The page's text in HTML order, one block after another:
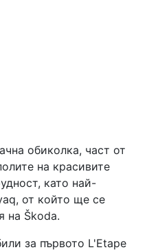
обиколка, част от
на красивите
като най-
от който ще се
на Škoda.
за първото L'Etape